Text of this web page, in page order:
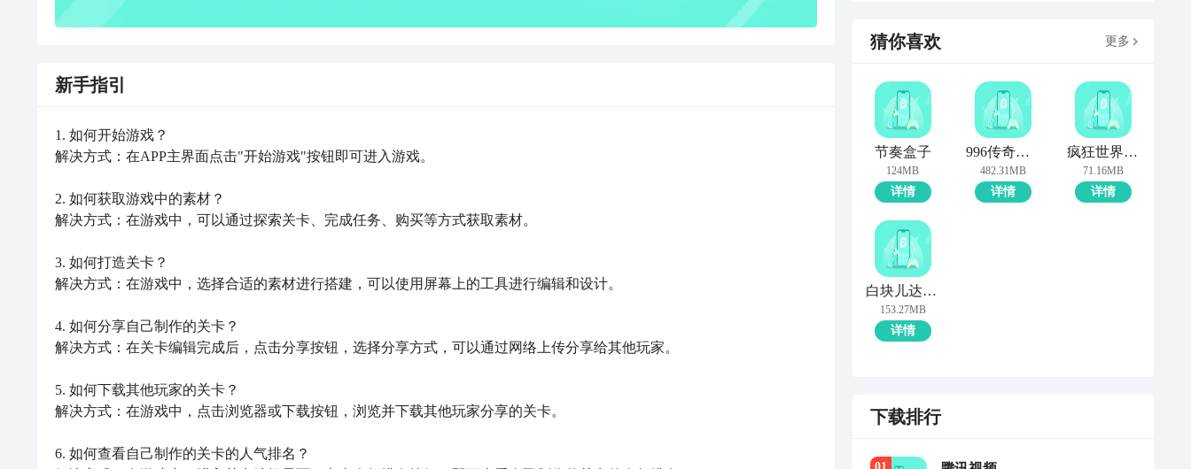
新手指引
1. 如何开始游戏？
解决方式：在APP主界面点击"开始游戏"按钮即可进入游戏。
2. 如何获取游戏中的素材？
解决方式：在游戏中，可以通过探索关卡、完成任务、购买等方式获取素材。
3. 如何打造关卡？
解决方式：在游戏中，选择合适的素材进行搭建，可以使用屏幕上的工具进行编辑和设计。
4. 如何分享自己制作的关卡？
解决方式：在关卡编辑完成后，点击分享按钮，选择分享方式，可以通过网络上传分享给其他玩家。
5. 如何下载其他玩家的关卡？
解决方式：在游戏中，点击浏览器或下载按钮，浏览并下载其他玩家分享的关卡。
6. 如何查看自己制作的关卡的人气排名？
猜你喜欢 更多
节奏盒子
124MB
详情
996传奇盒子
482.31MB
详情
疯狂世界盒子
71.16MB
详情
白块儿达人-节奏盒子钢琴黑白块
153.27MB
详情
下载排行